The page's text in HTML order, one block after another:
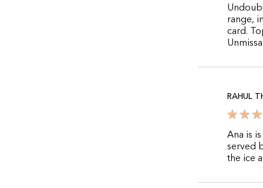
range,
card.
RAHUL
Ana is
served
the ice